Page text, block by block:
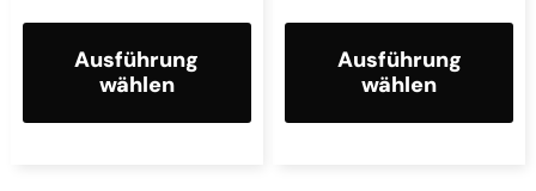
Ausführung
wählen
Ausführung
wählen